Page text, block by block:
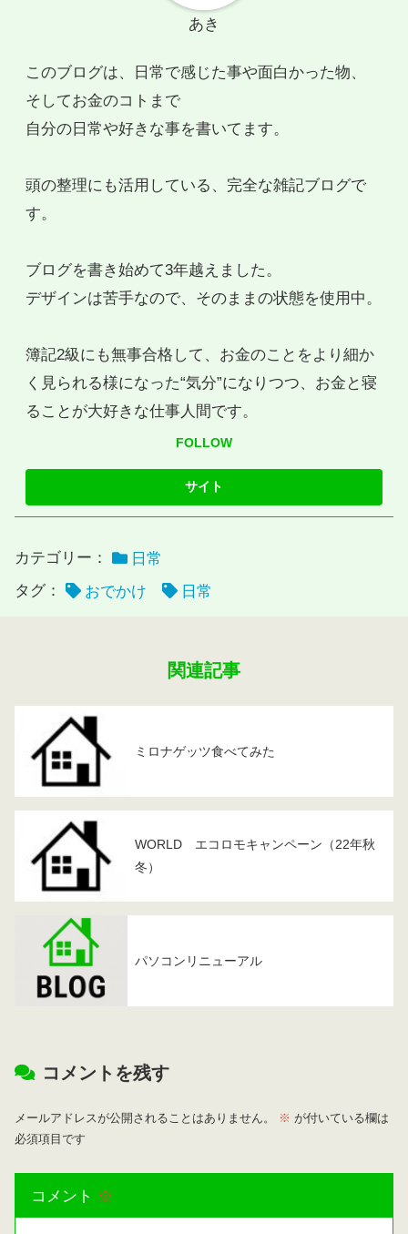
あき
このブログは、日常で感じた事や面白かった物、
そしてお金のコトまで
自分の日常や好きな事を書いてます。
頭の整理にも活用している、完全な雑記ブログで
す。
ブログを書き始めて3年越えました。
デザインは苦手なので、そのままの状態を使用中。
簿記2級にも無事合格して、お金のことをより細か
く見られる様になった“気分”になりつつ、お金と寝
ることが大好きな仕事人間です。
FOLLOW
カテゴリー：
日常
タグ：
おでかけ 日常
関連記事
ミロナゲッツ食べてみた
WORLD エコロモキャンペーン（22年秋
冬）
パソコンリニューアル
コメントを残す
メールアドレスが公開されることはありません。 ※ が付いている欄は
必須項目です
コメント ※